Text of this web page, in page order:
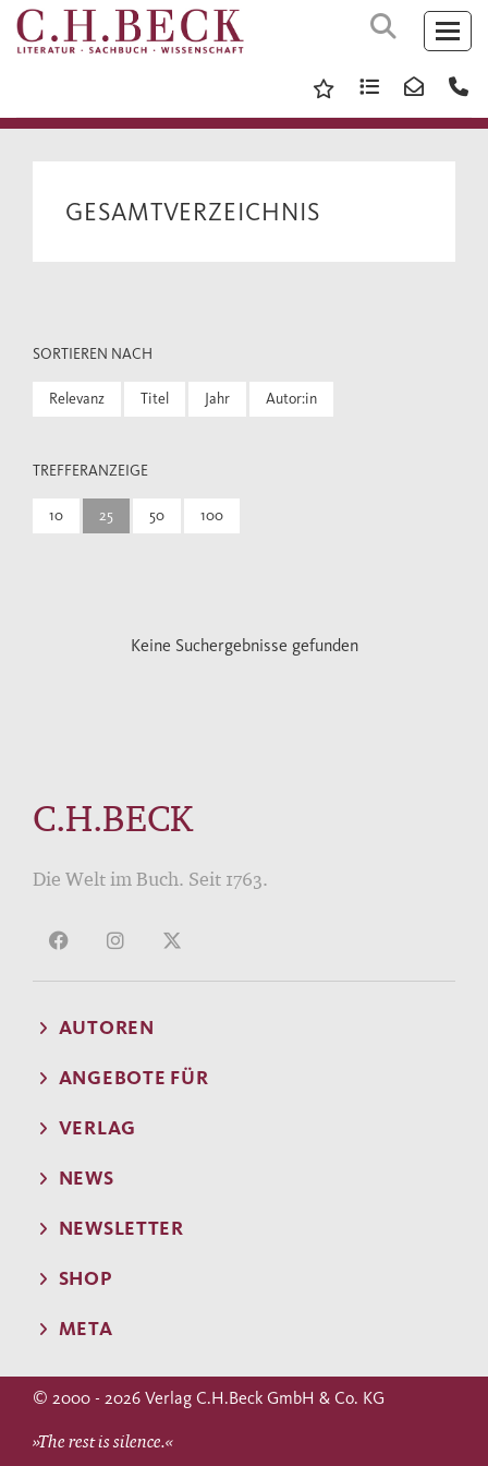
GESAMTVERZEICHNIS
SORTIEREN NACH
Relevanz Titel Jahr Autor:in
TREFFERANZEIGE
10 25 50 100
Keine Suchergebnisse gefunden
C.H.BECK
Die Welt im Buch. Seit 1763.
AUTOREN
ANGEBOTE FÜR
VERLAG
NEWS
NEWSLETTER
SHOP
META
© 2000 - 2026 Verlag C.H.Beck GmbH & Co. KG
»The rest is silence.«